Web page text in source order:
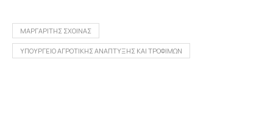
ΜΑΡΓΑΡΙΤΗΣ ΣΧΟΙΝΑΣ
ΥΠΟΥΡΓΕΙΟ ΑΓΡΟΤΙΚΗΣ ΑΝΑΠΤΥΞΗΣ ΚΑΙ ΤΡΟΦΙΜΩΝ